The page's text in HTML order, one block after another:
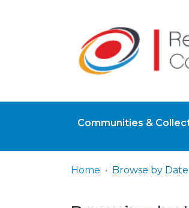
Communities &
Home Browse by Date